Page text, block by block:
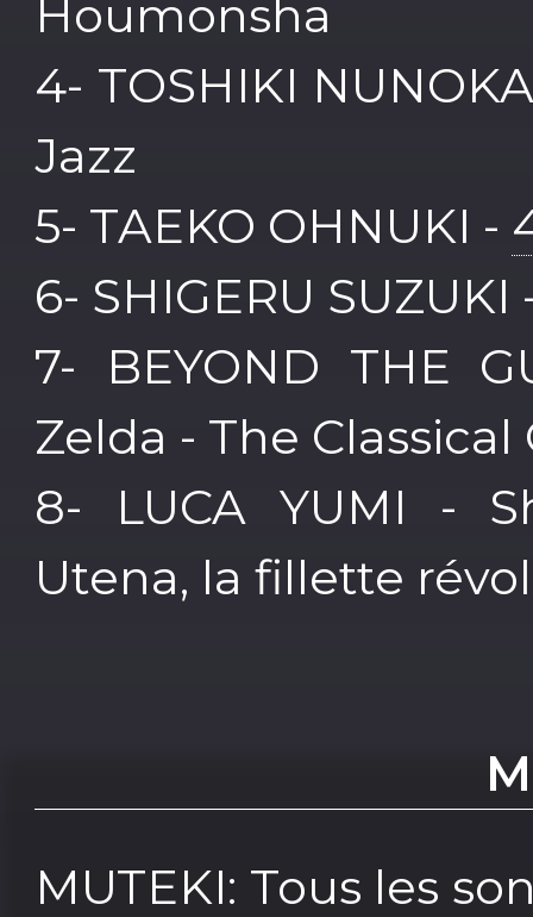
Houmonsha
4- TOSHIKI
Jazz
5- TAEKO OHNUKI -
6- SHIGERU
7- BEYOND THE
Zelda - The
8- LUCA YUMI -
Utena, la fillette
MUTEKI: Tous les